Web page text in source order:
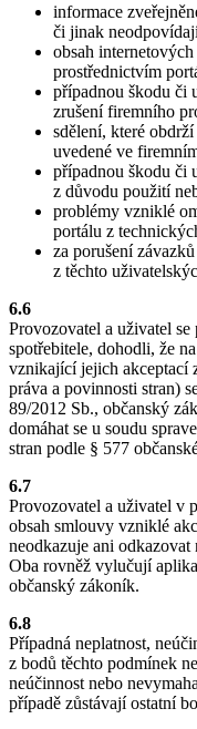
informace
či jinak
obsah
prostřednictvím
případnou škodu či
zrušení firemního
sdělení, které
uvedené ve
případnou škodu či
z důvodu použití
problémy vzniklé
portálu z
za porušení
z těchto
6.6
Provozovatel a uživatel
spotřebitele, dohodli, že
vznikající jejich akceptací
práva a povinnosti stran)
89/2012 Sb., občanský
domáhat se u soudu
stran podle § 577
6.7
Provozovatel a uživatel v
obsah smlouvy vzniklé
neodkazuje ani
Oba rovněž vylučují
občanský zákoník.
6.8
Případná neplatnost,
z bodů těchto podmínek
neúčinnost nebo
případě zůstávají ostatní